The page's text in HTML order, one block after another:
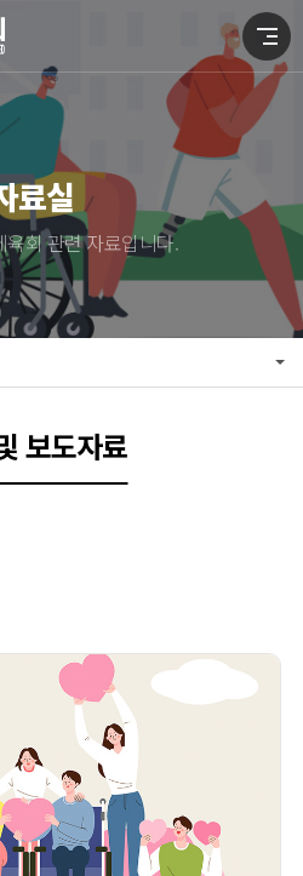
료실
회 관련 자료입니다.
보도자료